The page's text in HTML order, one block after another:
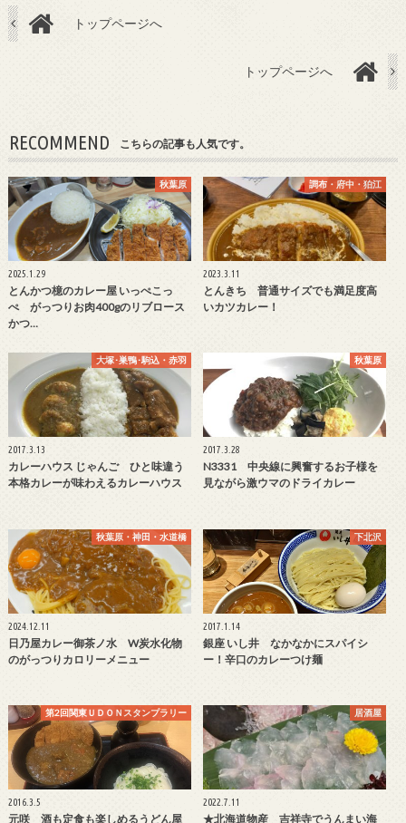
トップページへ
トップページへ
RECOMMEND こちらの記事も人気です。
秋葉原
2025.1.29
とんかつ檍のカレー屋 いっぺこっ
ぺ がっつりお肉400gのリブロース
かつ…
調布・府中・狛江
2023.3.11
とんきち 普通サイズでも満足度高
いカツカレー！
大塚･巣鴨･駒込・赤羽
2017.3.13
カレーハウス じゃんご ひと味違う
本格カレーが味わえるカレーハウス
秋葉原
2017.3.28
N3331 中央線に興奮するお子様を
見ながら激ウマのドライカレー
秋葉原・神田・水道橋
2024.12.11
日乃屋カレー御茶ノ水 W炭水化物
のがっつりカロリーメニュー
下北沢
2017.1.14
銀座 いし井 なかなかにスパイシ
ー！辛口のカレーつけ麺
第2回関東ＵＤＯＮスタンプラリー
2016.3.5
元咲 酒も定食も楽しめるうどん屋
居酒屋
2022.7.11
★北海道物産 吉祥寺でうんまい海